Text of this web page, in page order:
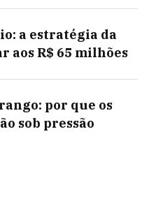
a estratégia da
aos R$ 65 milhões
por que os
sob pressão